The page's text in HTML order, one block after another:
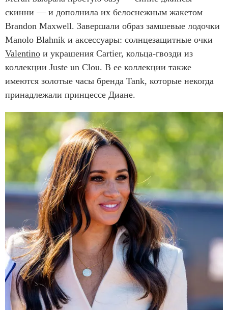
скинни — и дополнила их белоснежным жакетом
Brandon Maxwell. Завершали образ замшевые лодочки
Manolo Blahnik и аксессуары: солнцезащитные очки
Valentino и украшения Cartier, кольца-гвозди из
коллекции Juste un Clou. В ее коллекции также
имеются золотые часы бренда Tank, которые некогда
принадлежали принцессе Диане.